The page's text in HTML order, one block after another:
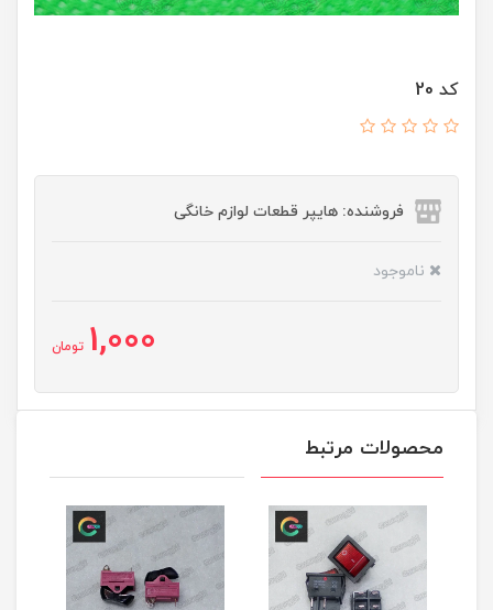
کد 20
فروشنده: هایپر قطعات لوازم خانگی
ناموجود
1,000 تومان
محصولات مرتبط